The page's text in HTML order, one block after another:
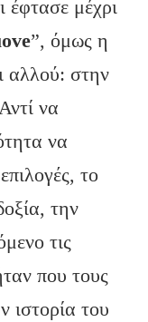
έφτασε μέχρι
”, όμως η
αλλού: στην
να
να
το
την
τις
που τους
ιστορία του